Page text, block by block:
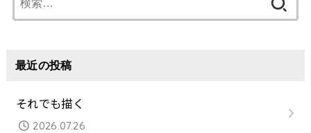
索:
最近の投稿
それでも描く
2026.07.26